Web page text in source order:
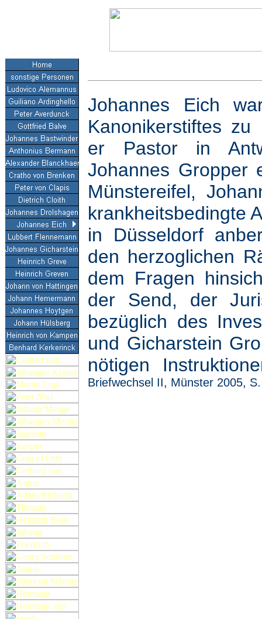
Johannes Eich
Kanonikerstiftes
er Pastor in
Johannes Gropper
Münstereifel,
krankheitsbedingte
in Düsseldorf
den herzoglichen
dem Fragen
der Send, der
bezüglich des
und Gicharstein
nötigen
Briefwechsel II, Münster 2005,